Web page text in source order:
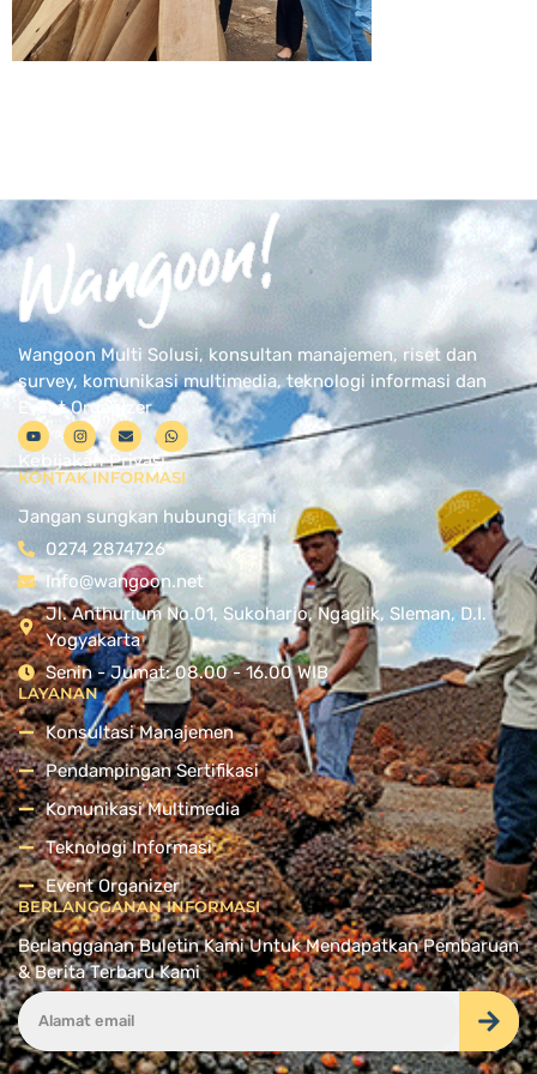
Wangoon Multi Solusi, konsultan manajemen, riset dan
survey, komunikasi multimedia, teknologi informasi dan
Event Organizer
Kebijakan Privasi
KONTAK INFORMASI
Jangan sungkan hubungi kami
0274 2874726
Info@wangoon.net
Jl. Anthurium No.01, Sukoharjo, Ngaglik, Sleman, D.I.
Yogyakarta
Senin - Jumat: 08.00 - 16.00 WIB
LAYANAN
Konsultasi Manajemen
Pendampingan Sertifikasi
Komunikasi Multimedia
Teknologi Informasi
Event Organizer
BERLANGGANAN INFORMASI
Berlangganan Buletin Kami Untuk Mendapatkan Pembaruan
& Berita Terbaru Kami